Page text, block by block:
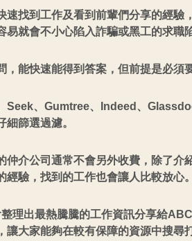
找到工作及看到前輩們分享的經驗
就會不小心陷入詐騙或黑工的求職
能快速能得到答案，但前提是必須
Seek、Gumtree、Indeed、
篩選過濾。
介公司通常不會另外收費，除了介
驗，找到的工作也會讓人比較放心。
理出最熱騰騰的工作資訊分享給
大家能夠在較有保障的資源中搜尋